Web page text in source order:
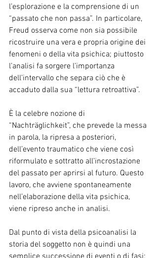
l’esplorazione e la comprensione di un
“passato che non passa”. In particolare,
Freud osserva come non sia possibile
ricostruire una vera e propria origine dei
fenomeni o della vita psichica; piuttosto
l’analisi fa sorgere l’importanza
dell’intervallo che separa ciò che è
accaduto dalla sua “lettura retroattiva”.
È la celebre nozione di
“Nachträglichkeit”, che prevede la messa
in parola, la ripresa a posteriori,
dell’evento traumatico che viene così
riformulato e sottratto all’incrostazione
del passato per aprirsi al futuro. Questo
lavoro, che avviene spontaneamente
nell’elaborazione della vita psichica,
viene ripreso anche in analisi.
Dal punto di vista della psicoanalisi la
storia del soggetto non è quindi una